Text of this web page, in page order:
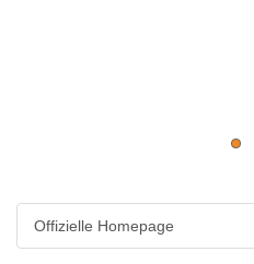
Offizielle Homepage